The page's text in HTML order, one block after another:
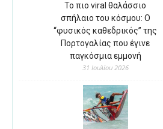
Το πιο viral θαλάσσιο
σπήλαιο του κόσμου: Ο
“φυσικός καθεδρικός” της
Πορτογαλίας που έγινε
παγκόσμια εμμονή
31 Ιουλίου 2026